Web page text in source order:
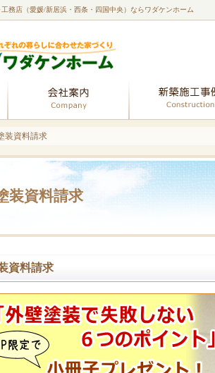
装資料請求
務店（愛媛/新居浜・西条・四国中央）ならワダケンホーム
資料請求
装資料請求